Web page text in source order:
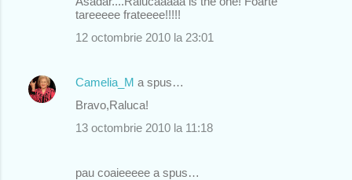
tareeeee frateeee!!!!!
12 octombrie 2010 la 23:01
Camelia_M a spus…
Bravo,Raluca!
13 octombrie 2010 la 11:18
pau coaieeeee a spus…